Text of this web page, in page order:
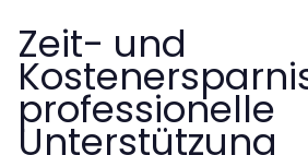
Zeit- und
professionelle
Unterstützung